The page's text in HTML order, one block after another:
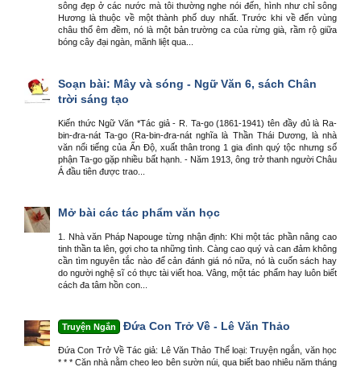
sông đẹp ở các nước mà tôi thường nghe nói đến, hình như chỉ sông
Hương là thuộc về một thành phố duy nhất. Trước khi về đến vùng
châu thổ êm đềm, nó là một bản trường ca của rừng già, rầm rộ giữa
bóng cây đại ngàn, mãnh liệt qua...
Soạn bài: Mây và sóng - Ngữ Văn 6, sách Chân
trời sáng tạo
Kiến thức Ngữ Văn *Tác giả - R. Ta-go (1861-1941) tên đầy đủ là Ra-
bin-đra-nát Ta-go (Ra-bin-đra-nát nghĩa là Thần Thái Dương, là nhà
văn nổi tiếng của Ấn Độ, xuất thân trong 1 gia đình quý tộc nhưng số
phận Ta-go gặp nhiều bất hạnh. - Năm 1913, ông trở thanh người Châu
Á đầu tiên được trao...
Mở bài các tác phẩm văn học
1. Nhà văn Pháp Napouge từng nhận định: Khi một tác phần nâng cao
tinh thần ta lên, gợi cho ta những tình. Càng cao quý và can đảm không
cần tìm nguyên tắc nào để cản đánh giá nó nữa, nó là cuốn sách hay
do người nghệ sĩ có thực tài viết hoa. Vâng, một tác phẩm hay luôn biết
cách đa tâm hồn con...
Truyện Ngắn Đứa Con Trở Về - Lê Văn Thảo
Đứa Con Trở Về Tác giả: Lê Văn Thảo Thể loại: Truyện ngắn, văn học
* * * Căn nhà nằm cheo leo bên sườn núi, qua biết bao nhiêu năm tháng